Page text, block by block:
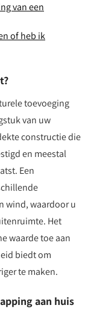
van een
of heb ik
toevoeging
van uw
constructie die
en meestal
Een
wind, waardoor u
Het
waarde toe aan
biedt om
te maken.
aan huis